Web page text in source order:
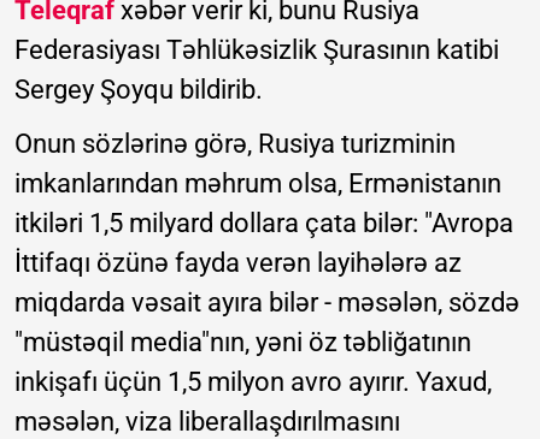
Teleqraf xəbər verir ki, bunu Rusiya
Federasiyası Təhlükəsizlik Şurasının katibi
Sergey Şoyqu bildirib.
Onun sözlərinə görə, Rusiya turizminin
imkanlarından məhrum olsa, Ermənistanın
itkiləri 1,5 milyard dollara çata bilər: "Avropa
İttifaqı özünə fayda verən layihələrə az
miqdarda vəsait ayıra bilər - məsələn, sözdə
"müstəqil media"nın, yəni öz təbliğatının
inkişafı üçün 1,5 milyon avro ayırır. Yaxud,
məsələn, viza liberallaşdırılmasını